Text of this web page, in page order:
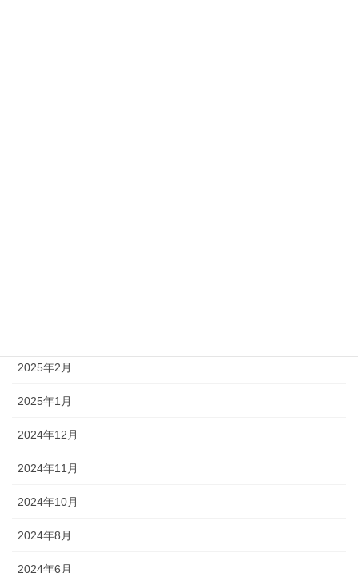
2025年2月
2025年1月
2024年12月
2024年11月
2024年10月
2024年8月
2024年6月